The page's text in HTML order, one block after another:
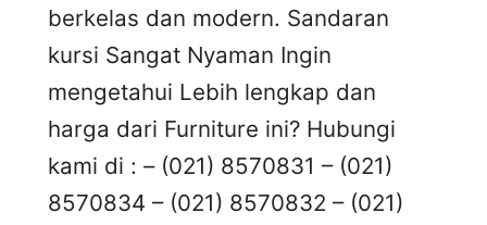
berkelas dan modern. Sandaran
kursi Sangat Nyaman Ingin
mengetahui Lebih lengkap dan
harga dari Furniture ini? Hubungi
kami di : – (021) 8570831 – (021)
8570834 – (021) 8570832 – (021)